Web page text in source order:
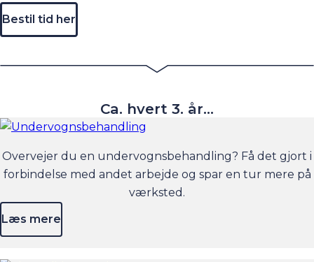
Bestil tid her
Ca. hvert 3. år...
Overvejer du en undervognsbehandling? Få det gjort i
forbindelse med andet arbejde og spar en tur mere på
værksted.
Læs mere